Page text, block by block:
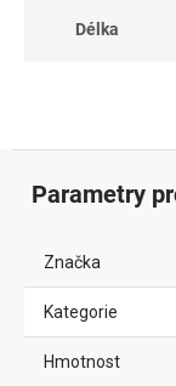
Délka
Parametry
Značka
Kategorie
Hmotnost